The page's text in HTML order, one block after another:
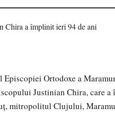
Episcopiei Ortodoxe a
Justinian Chira, care
mitropolitul Clujului,